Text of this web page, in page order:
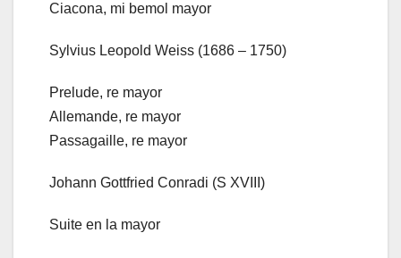
Ciacona, mi bemol mayor
Sylvius Leopold Weiss (1686 – 1750)
Prelude, re mayor
Allemande, re mayor
Passagaille, re mayor
Johann Gottfried Conradi (S XVIII)
Suite en la mayor